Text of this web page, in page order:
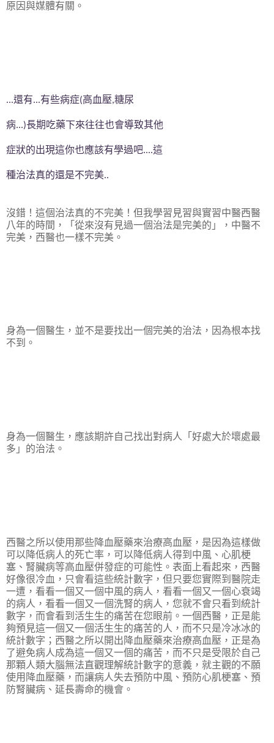
原因與媒體有關。
...還有...有些病症(高血壓,糖尿
病...)長期吃藥下來往往也會導致其他
症狀的出現這你也應該有學過吧....這
種治法真的還是不完美..
沒錯！這個治法真的不完美！但我學習見習與實習中醫西醫
八年的時間，「從來沒有見過一個治法是完美的」，中醫不
完美，西醫也一樣不完美。
身為一個醫生，並不是要找出一個完美的治法，因為根本找
不到。
身為一個醫生，應該期許自己找出對病人「好處大於壞處最
多」的治法。
西醫之所以使用那些降血壓藥來治療高血壓，是因為這樣做
可以降低病人的死亡率，可以降低病人得到中風、心肌梗
塞、腎臟病等高血壓併發症的可能性。表面上看起來，西醫
好像很冷血，只會看這些統計數字，但只要您實際到醫院走
一遭，看看一個又一個中風的病人，看看一個又一個心衰竭
的病人，看看一個又一個洗腎的病人，您就不會只看到統計
數字，而會看到活生生的痛苦在您眼前。一個西醫，正是能
夠預見這一個又一個活生生的痛苦的人，而不只是冷冰冰的
統計數字；西醫之所以開出降血壓藥來治療高血壓，正是為
了避免病人成為這一個又一個的痛苦，而不只是受限於自己
那顆人類大腦無法直觀理解統計數字的意義，就主觀的不願
使用降血壓藥，而讓病人失去預防中風、預防心肌梗塞、預
防腎臟病、延長壽命的機會。